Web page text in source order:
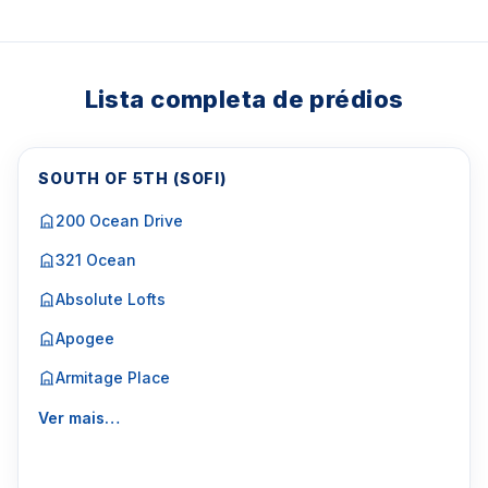
Lista completa de prédios
SOUTH OF 5TH (SOFI)
200 Ocean Drive
321 Ocean
Absolute Lofts
Apogee
Armitage Place
Ver mais…